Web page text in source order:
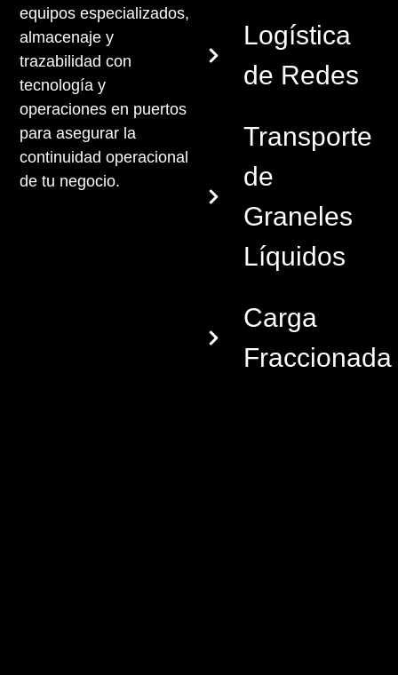
equipos especializados,
almacenaje y
trazabilidad con
tecnología y
operaciones en puertos
para asegurar la
continuidad operacional
de tu negocio.
Logística
de Redes
Transporte
de
Graneles
Líquidos
Carga
Fraccionada